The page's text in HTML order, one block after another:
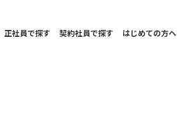
正社員で探す 契約社員で探す はじめての方へ